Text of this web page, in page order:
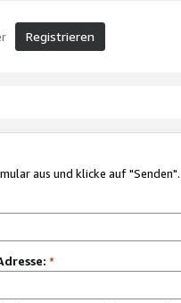
Registrieren
aus und klicke auf "Senden".
*